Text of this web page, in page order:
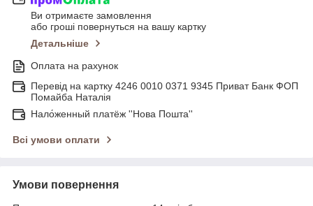
Ви отримаєте замовлення
або гроші повернуться на вашу картку
Детальніше
Оплата на рахунок
Перевід на картку 4246 0010 0371 9345 Приват Банк ФОП
Помайба Наталія
Нало́женный платёж ''Нова Пошта''
Всі умови оплати
Умови повернення